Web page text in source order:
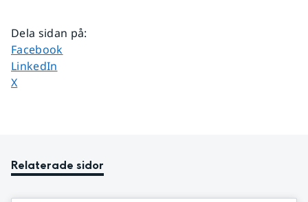
Dela sidan på:
Dela sidan på
Facebook
Dela sidan på
LinkedIn
Dela sidan på
X
Relaterade sidor